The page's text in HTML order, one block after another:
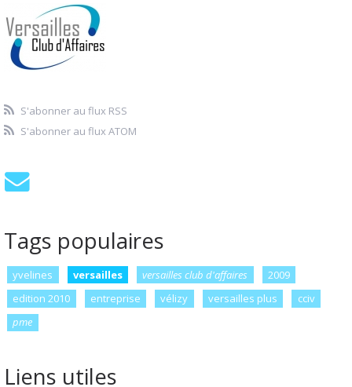
S'abonner au flux RSS
S'abonner au flux ATOM
Tags populaires
yvelines versailles versailles club d'affaires
2009
edition 2010
entreprise vélizy versailles plus
cciv
pme
Liens utiles